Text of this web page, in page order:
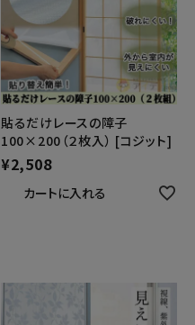
貼るだけレースの障子
100×200（２枚入） [コジット]
¥2,508
カートに入れる